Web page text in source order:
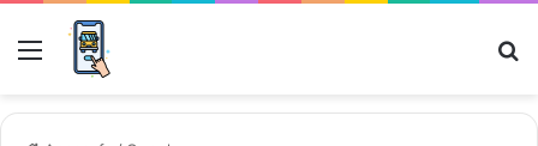
Menü